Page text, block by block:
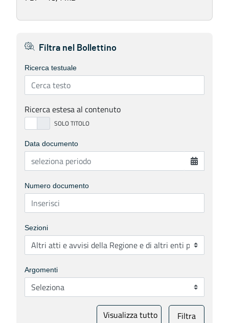
Filtra nel Bollettino
Ricerca testuale
Ricerca estesa al contenuto
Data documento
Numero documento
Sezioni
Argomenti
Visualizza tutto Filtra